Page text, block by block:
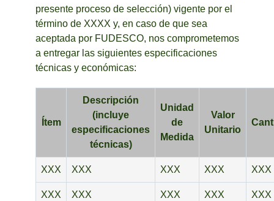
presente proceso de selección) vigente por el
término de XXXX y, en caso de que sea
aceptada por FUDESCO, nos comprometemos
a entregar las siguientes especificaciones
técnicas y económicas:
Ítem
Descripción
(incluye
especificaciones
técnicas)
Unidad
de
Medida
Valor
Unitario
XXX XXX XXX XXX XXX
XXX XXX XXX XXX XXX